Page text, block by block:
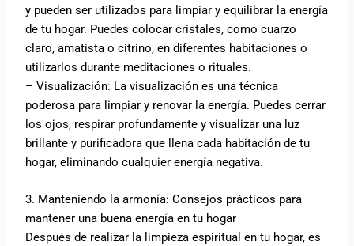
y pueden ser utilizados para limpiar y equilibrar la energía
de tu hogar. Puedes colocar cristales, como cuarzo
claro, amatista o citrino, en diferentes habitaciones o
utilizarlos durante meditaciones o rituales.
– Visualización: La visualización es una técnica
poderosa para limpiar y renovar la energía. Puedes cerrar
los ojos, respirar profundamente y visualizar una luz
brillante y purificadora que llena cada habitación de tu
hogar, eliminando cualquier energía negativa.
3. Manteniendo la armonía: Consejos prácticos para
mantener una buena energía en tu hogar
Después de realizar la limpieza espiritual en tu hogar, es